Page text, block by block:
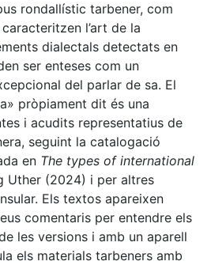
rondallístic tarbener, com
l’art de la
dialectals detectats en
ser enteses com un
del parlar de sa. El
pròpiament dit és una
i acudits representatius de
seguint la catalogació
en The types of international
Uther (2024) i per altres
Els textos apareixen
comentaris per entendre els
les versions i amb un aparell
els materials tarbeners amb